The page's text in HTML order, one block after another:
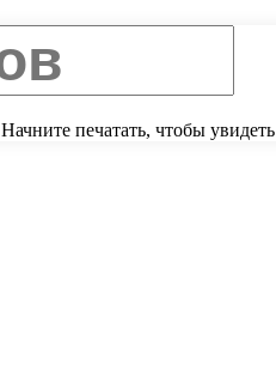
Начните печатать, чтобы